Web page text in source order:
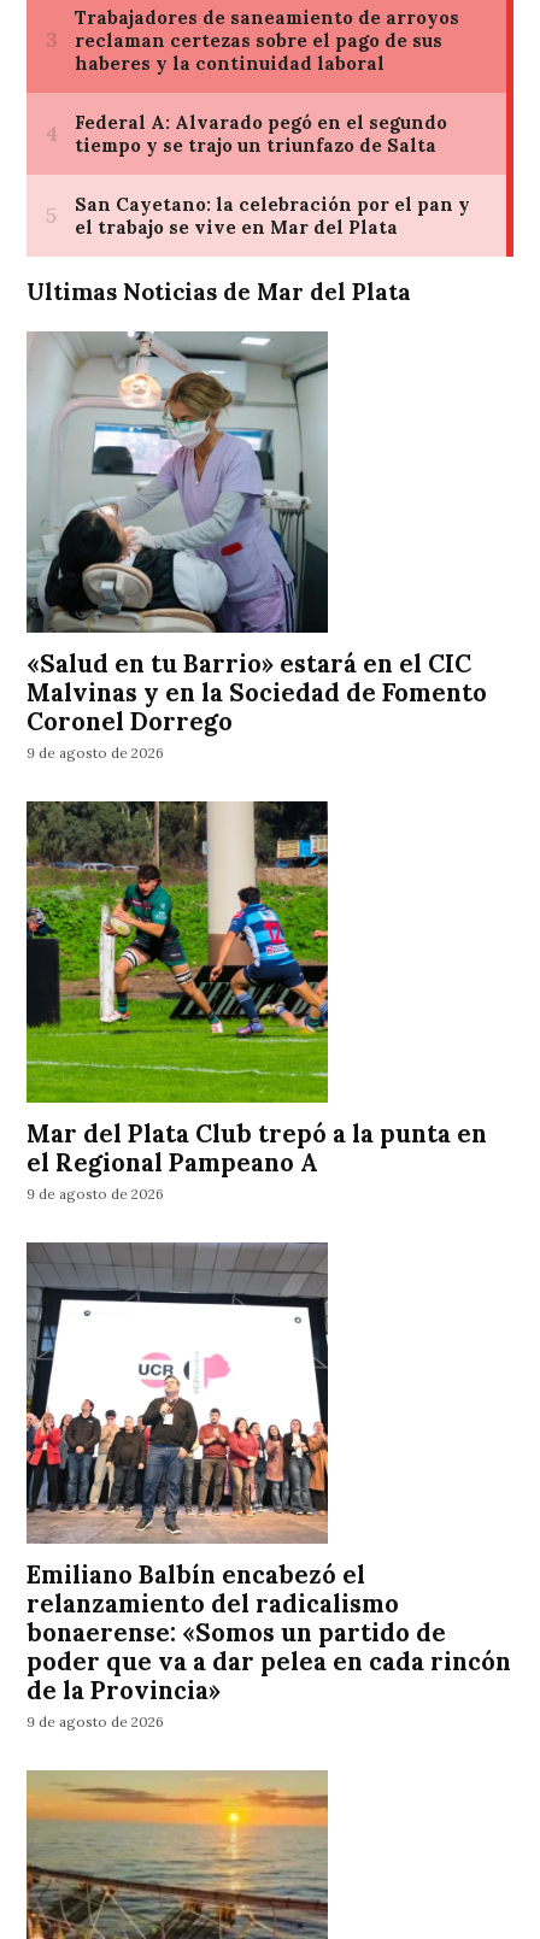
Ultimas Noticias de Mar del Plata
«Salud en tu Barrio» estará en el CIC
Malvinas y en la Sociedad de Fomento
Coronel Dorrego
9 de agosto de 2026
Mar del Plata Club trepó a la punta en
el Regional Pampeano A
9 de agosto de 2026
Emiliano Balbín encabezó el
relanzamiento del radicalismo
bonaerense: «Somos un partido de
poder que va a dar pelea en cada rincón
de la Provincia»
9 de agosto de 2026